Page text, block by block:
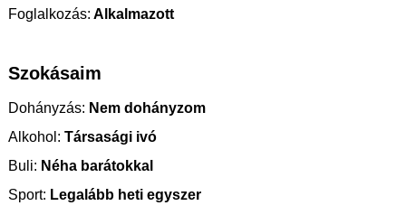
Foglalkozás: Alkalmazott
Szokásaim
Dohányzás: Nem dohányzom
Alkohol: Társasági ivó
Buli: Néha barátokkal
Sport: Legalább heti egyszer